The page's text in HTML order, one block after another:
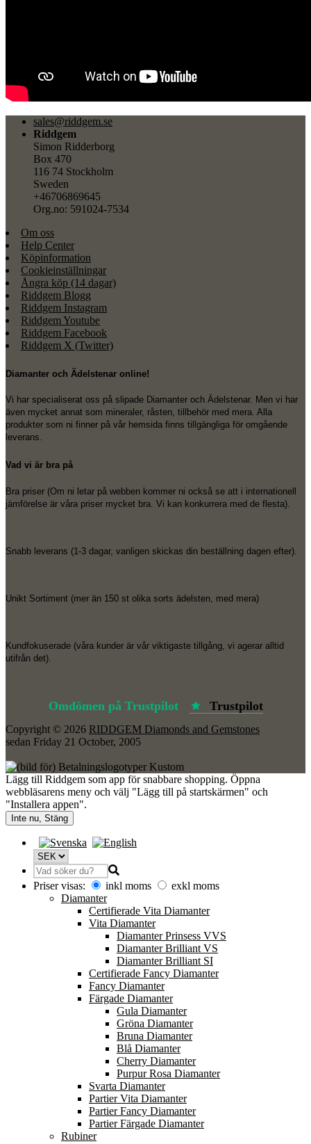
sales@riddgem.se
Riddgem
Simon Ridderborg
Box 470
116 74 Stockholm
Sweden
+46706869645
Org.no: 591024-7534
Om oss
Help Center
Köpinformation
Cookieinställningar
Ångra köp (14 dagar)
Riddgem Blogg
Riddgem Instagram
Riddgem Youtube
Riddgem Facebook
Riddgem X (Twitter)
Diamanter och Ädelstenar online!
Vi har specialiserat oss på slipade Diamanter och Ädelstenar. Men vi har
även mycket annat som mineraler, råsten, tillbehör med mera. Alla
produkter som ni finner på vår hemsida finns tillgängliga för omgående
leverans.
Vad vi är bra på
Bra priser (Om ni letar på webben kommer ni också se att i internationell
jämförelse är våra priser mycket bra. Vi kan konkurrera med de flesta).
Snabb leverans (1-3 dagar, vanligen skickas din beställning dagen efter).
Unikt Sortiment (mer än 150 st olika sorts ädelsten, med mera)
Kundfokuserade (våra kunder är vår viktigaste tillgång, vi agerar alltid
utifrån det).
Omdömen på Trustpilot Trustpilot
Copyright © 2026 RIDDGEM Diamonds and Gemstones
sedan Friday 21 October, 2005
Lägg till Riddgem som app för snabbare shopping. Öppna
webbläsarens meny och välj "Lägg till på startskärmen" och
"Installera appen".
Inte nu, Stäng
Priser visas: inkl moms
exkl moms
Diamanter
Certifierade Vita Diamanter
Vita Diamanter
Diamanter Prinsess VVS
Diamanter Brilliant VS
Diamanter Brilliant SI
Certifierade Fancy Diamanter
Fancy Diamanter
Färgade Diamanter
Gula Diamanter
Gröna Diamanter
Bruna Diamanter
Blå Diamanter
Cherry Diamanter
Purpur Rosa Diamanter
Svarta Diamanter
Partier Vita Diamanter
Partier Fancy Diamanter
Partier Färgade Diamanter
Rubiner